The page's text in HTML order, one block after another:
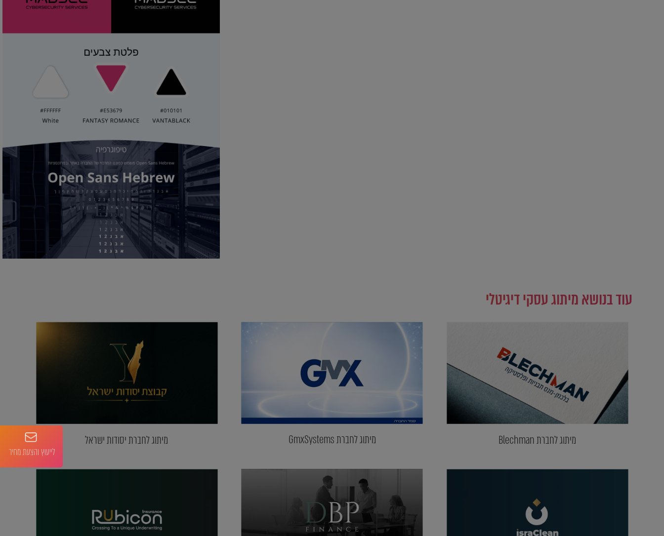
עוד בנושא מיתוג עסקי דיגיטלי
מיתוג לחברת Blechman מיתוג לחברת GmxSystems מיתוג לחברת יסודות ישראל
לייעוץ והצעת מחיר